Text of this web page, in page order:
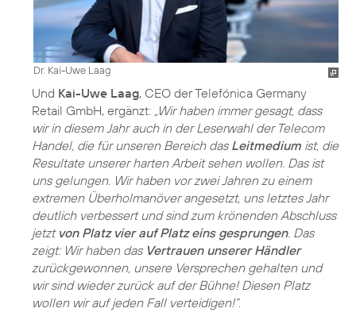
Dr. Kai-Uwe Laag
Und Kai-Uwe Laag, CEO der Telefónica Germany
Retail GmbH, ergänzt: „Wir haben immer gesagt, dass
wir in diesem Jahr auch in der Leserwahl der Telecom
Handel, die für unseren Bereich das Leitmedium ist, die
Resultate unserer harten Arbeit sehen wollen. Das ist
uns gelungen. Wir haben vor zwei Jahren zu einem
extremen Überholmanöver angesetzt, uns letztes Jahr
deutlich verbessert und sind zum krönenden Abschluss
jetzt von Platz vier auf Platz eins gesprungen. Das
zeigt: Wir haben das Vertrauen unserer Händler
zurückgewonnen, unsere Versprechen gehalten und
wir sind wieder zurück auf der Bühne! Diesen Platz
wollen wir auf jeden Fall verteidigen!“.